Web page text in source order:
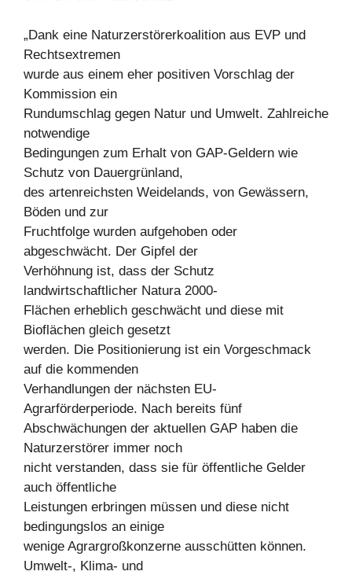
„Dank eine Naturzerstörerkoalition aus EVP und
Rechtsextremen
wurde aus einem eher positiven Vorschlag der
Kommission ein
Rundumschlag gegen Natur und Umwelt. Zahlreiche
notwendige
Bedingungen zum Erhalt von GAP-Geldern wie
Schutz von Dauergrünland,
des artenreichsten Weidelands, von Gewässern,
Böden und zur
Fruchtfolge wurden aufgehoben oder
abgeschwächt. Der Gipfel der
Verhöhnung ist, dass der Schutz
landwirtschaftlicher Natura 2000-
Flächen erheblich geschwächt und diese mit
Bioflächen gleich gesetzt
werden. Die Positionierung ist ein Vorgeschmack
auf die kommenden
Verhandlungen der nächsten EU-
Agrarförderperiode. Nach bereits fünf
Abschwächungen der aktuellen GAP haben die
Naturzerstörer immer noch
nicht verstanden, dass sie für öffentliche Gelder
auch öffentliche
Leistungen erbringen müssen und diese nicht
bedingungslos an einige
wenige Agrargroßkonzerne ausschütten können.
Umwelt-, Klima- und